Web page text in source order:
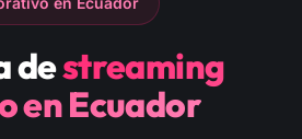
destreaming
en Ecuador